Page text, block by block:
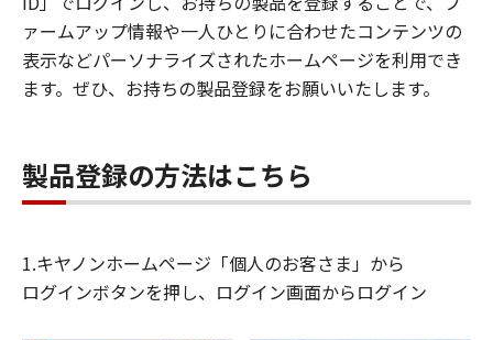
ァームアップ情報や一人ひとりに合わせたコンテンツの
表示などパーソナライズされたホームページを利用でき
ます。ぜひ、お持ちの製品登録をお願いいたします。
製品登録の方法はこちら
1.キヤノンホームページ「個人のお客さま」から
ログインボタンを押し、ログイン画面からログイン